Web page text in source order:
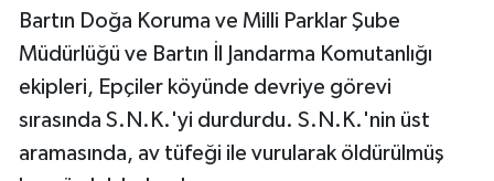
Bartın Doğa Koruma ve Milli Parklar Şube
Müdürlüğü ve Bartın İl Jandarma Komutanlığı
ekipleri, Epçiler köyünde devriye görevi
sırasında S.N.K.'yi durdurdu. S.N.K.'nin üst
aramasında, av tüfeği ile vurularak öldürülmüş